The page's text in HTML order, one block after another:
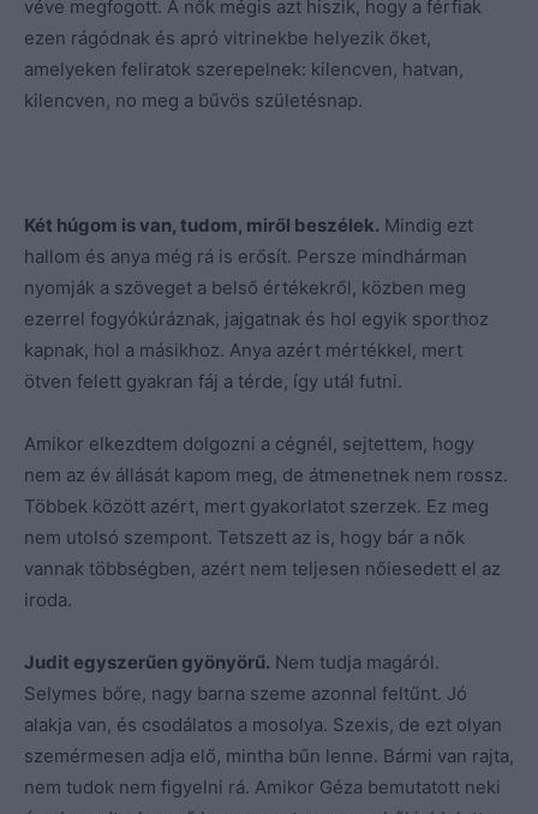
véve megfogott. A nők mégis azt hiszik, hogy a férfiak
ezen rágódnak és apró vitrinekbe helyezik őket,
amelyeken feliratok szerepelnek: kilencven, hatvan,
kilencven, no meg a bűvös születésnap.
Két húgom is van, tudom, miről beszélek. Mindig ezt
hallom és anya még rá is erősít. Persze mindhárman
nyomják a szöveget a belső értékekről, közben meg
ezerrel fogyókúráznak, jajgatnak és hol egyik sporthoz
kapnak, hol a másikhoz. Anya azért mértékkel, mert
ötven felett gyakran fáj a térde, így utál futni.
Amikor elkezdtem dolgozni a cégnél, sejtettem, hogy
nem az év állását kapom meg, de átmenetnek nem rossz.
Többek között azért, mert gyakorlatot szerzek. Ez meg
nem utolsó szempont. Tetszett az is, hogy bár a nők
vannak többségben, azért nem teljesen nőiesedett el az
iroda.
Judit egyszerűen gyönyörű. Nem tudja magáról.
Selymes bőre, nagy barna szeme azonnal feltűnt. Jó
alakja van, és csodálatos a mosolya. Szexis, de ezt olyan
szemérmesen adja elő, mintha bűn lenne. Bármi van rajta,
nem tudok nem figyelni rá. Amikor Géza bemutatott neki